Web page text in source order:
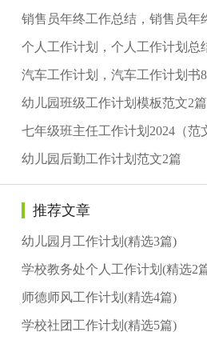
销售员年终工作总结，销售员年
个人工作计划，个人工作计划总
汽车工作计划，汽车工作计划书
幼儿园班级工作计划模板范文2篇
七年级班主任工作计划2024（范
幼儿园后勤工作计划范文2篇
推荐文章
幼儿园月工作计划(精选3篇)
学校教务处个人工作计划(精选2
师德师风工作计划(精选4篇)
学校社团工作计划(精选5篇)